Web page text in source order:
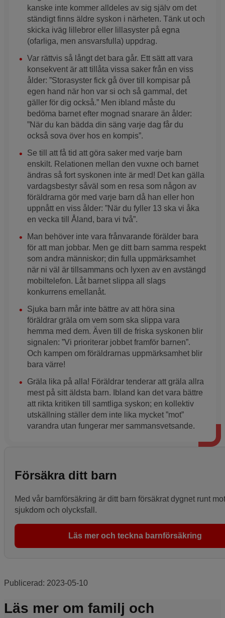
kanske inte kommer alldeles av sig själv om det
ständigt finns äldre syskon i närheten. Tänk ut och
skicka iväg lillebror eller lillasyster på egna
(ofarliga, men ansvarsfulla) uppdrag.
Var rättvis så långt det bara går. Ett sätt att vara
konsekvent är att tillåta vissa saker från en viss
ålder: ”Storasyster fick gå över till kompisar på
egen hand när hon var si och så gammal, det
gäller för dig också.” Men ibland måste du
bedöma barnet efter mognad snarare än ålder:
”När du kan bädda din säng varje dag får du
också sova över hos en kompis”.
Se till att få tid att göra saker med varje barn
enskilt. Relationen mellan den vuxne och barnet
ändras så fort syskonen inte är med! Det kan gälla
vardagsbestyr såväl som en resa som någon av
föräldrarna gör med varje barn då han eller hon
uppnått en viss ålder: ”När du fyller 13 ska vi åka
en vecka till Åland, bara vi två”.
Man behöver inte vara frånvarande förälder bara
för att man jobbar. Men ge ditt barn samma respekt
som andra människor; din fulla uppmärksamhet
när ni väl är tillsammans och lyxen av en avstängd
mobiltelefon. Låt barnet slippa all slags
konkurrens emellanåt.
Sjuka barn mår inte bättre av att höra sina
föräldrar gräla om vem som ska slippa vara
hemma med dem. Även till de friska syskonen blir
signalen: ”Vi prioriterar jobbet framför barnen”.
Och kampen om föräldrarnas uppmärksamhet blir
bara värre!
Gräla lika på alla! Föräldrar tenderar att gräla allra
mest på sitt äldsta barn. Ibland kan det vara bättre
att rikta kritiken till samtliga syskon; en kollektiv
utskällning ställer dem inte lika mycket ”mot”
varandra utan fungerar mer sammansvetsande.
Försäkra ditt barn
Med vår barnförsäkring är ditt barn försäkrat dygnet runt mot
sjukdom och olycksfall.
Läs mer och teckna barnförsäkring
Publicerad: 2023-05-10
Läs mer om familj och